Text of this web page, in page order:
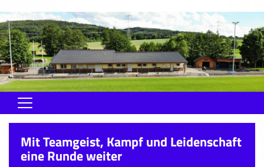
Home
Rund um den Verein
Mit Teamgeist, Kampf und Leidenschaft
eine Runde weiter